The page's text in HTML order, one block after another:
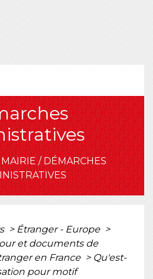
/DÉMARCHES
> Étranger - Europe >
et documents de
en France > Qu'est-
pour motif